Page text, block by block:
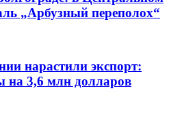
„Арбузный переполох“
нарастили экспорт:
на 3,6 млн долларов